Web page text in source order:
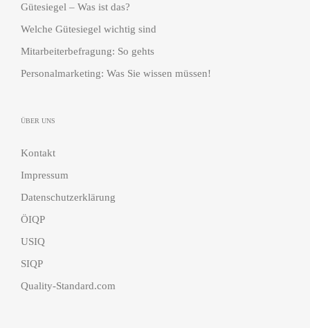
Gütesiegel – Was ist das?
Welche Gütesiegel wichtig sind
Mitarbeiterbefragung: So gehts
Personalmarketing: Was Sie wissen müssen!
ÜBER UNS
Kontakt
Impressum
Datenschutzerklärung
ÖIQP
USIQ
SIQP
Quality-Standard.com